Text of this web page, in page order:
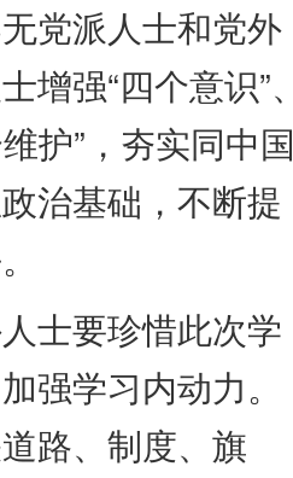
党派人士和党外
强“四个意识”、
护”，夯实同中国
治基础，不断提
士要珍惜此次学
强学习内动力。
路、制度、旗